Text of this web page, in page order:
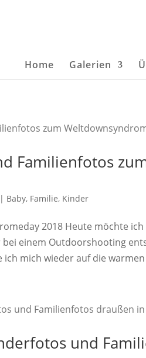
Home Galerien
Familienfotos
| Baby, Familie, Kinder
2018 Heute möchte
einem Outdoorshooting
mich wieder auf die
und